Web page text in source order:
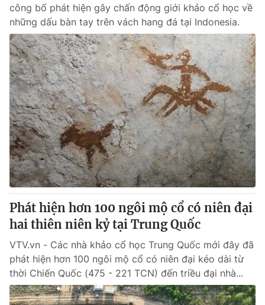
công bố phát hiện gây chấn động giới khảo cổ học về
những dấu bàn tay trên vách hang đá tại Indonesia.
Phát hiện hơn 100 ngôi mộ cổ có niên đại
hai thiên niên kỷ tại Trung Quốc
VTV.vn - Các nhà khảo cổ học Trung Quốc mới đây đã
phát hiện hơn 100 ngôi mộ cổ có niên đại kéo dài từ
thời Chiến Quốc (475 - 221 TCN) đến triều đại nhà...